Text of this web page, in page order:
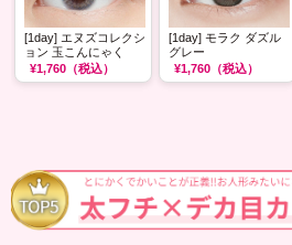
[1day] エヌズコレクシ
ョン 玉こんにゃく
¥1,760 （税込）
[1day] モラク ダズル
グレー
¥1,760 （税込）